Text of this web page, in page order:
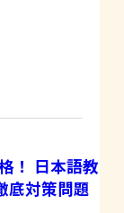
！ 日本語教
底対策問題